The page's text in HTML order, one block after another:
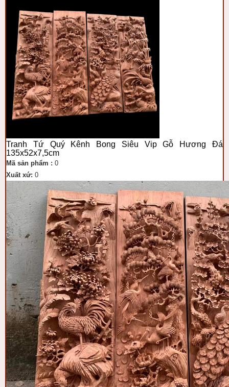
Tranh Tứ Quý Kênh Bong Siêu Vip Gỗ Hương Đá
135x52x7,5cm
Mã sản phẩm : 0
Xuất xứ: 0